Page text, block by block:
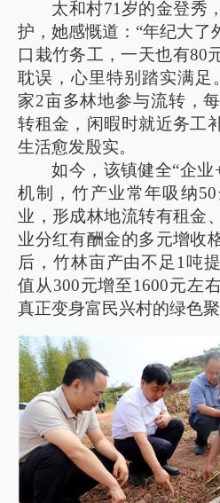
太和村71岁的金登秀
护，她感慨道：“年纪大了
口栽竹务工，一天也有80
耽误，心里特别踏实满足
家2亩多林地参与流转，
转租金，闲暇时就近务工
生活愈发殷实。
如今，该镇健全“企
机制，竹产业常年吸纳
业，形成林地流转有租金
业分红有酬金的多元增收
后，竹林亩产由不足1吨
值从300元增至1600元左
真正变身富民兴村的绿色聚